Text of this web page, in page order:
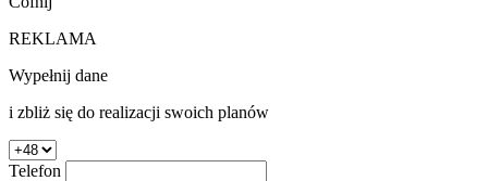
REKLAMA
Wypełnij dane
i zbliż się do realizacji swoich planów
Telefon